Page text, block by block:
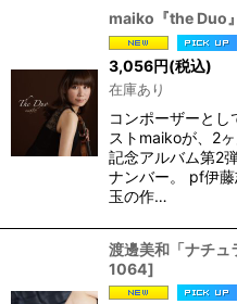
maiko『the Duo』
3,056円(税込)
在庫あり
コンポーザーとし
ストmaikoが、2
記念アルバム第2
ナンバー。 pf伊
玉の作…
渡邊美和「ナチュ
1064]